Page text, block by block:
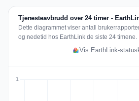
Tjenesteavbrudd over 24 timer -
Dette diagrammet viser antall
og nedetid hos EarthLink de siste 24 timene.
Vis EarthLink-